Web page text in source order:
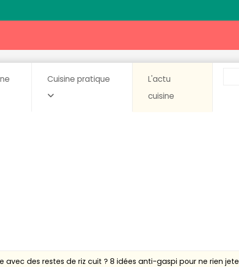
Cuisine pratique
L'actu
cuisine
avec des restes de riz cuit ? 8 idées anti-gaspi pour ne rien